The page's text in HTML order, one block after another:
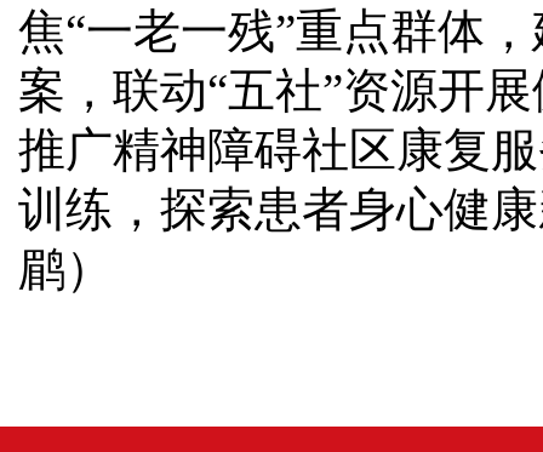
焦“一老一残”重点群体
案，联动“五社”资源开
推广精神障碍社区康复
训练，探索患者身心健
鹛）